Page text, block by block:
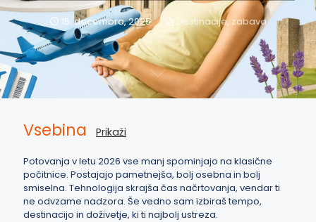
15. decembra, 2025 Destinacije, zabava
Vsebina Prikaži
Potovanja v letu 2026 vse manj spominjajo na klasične
počitnice. Postajajo pametnejša, bolj osebna in bolj
smiselna. Tehnologija skrajša čas načrtovanja, vendar ti
ne odvzame nadzora. Še vedno sam izbiraš tempo,
destinacijo in doživetje, ki ti najbolj ustreza.